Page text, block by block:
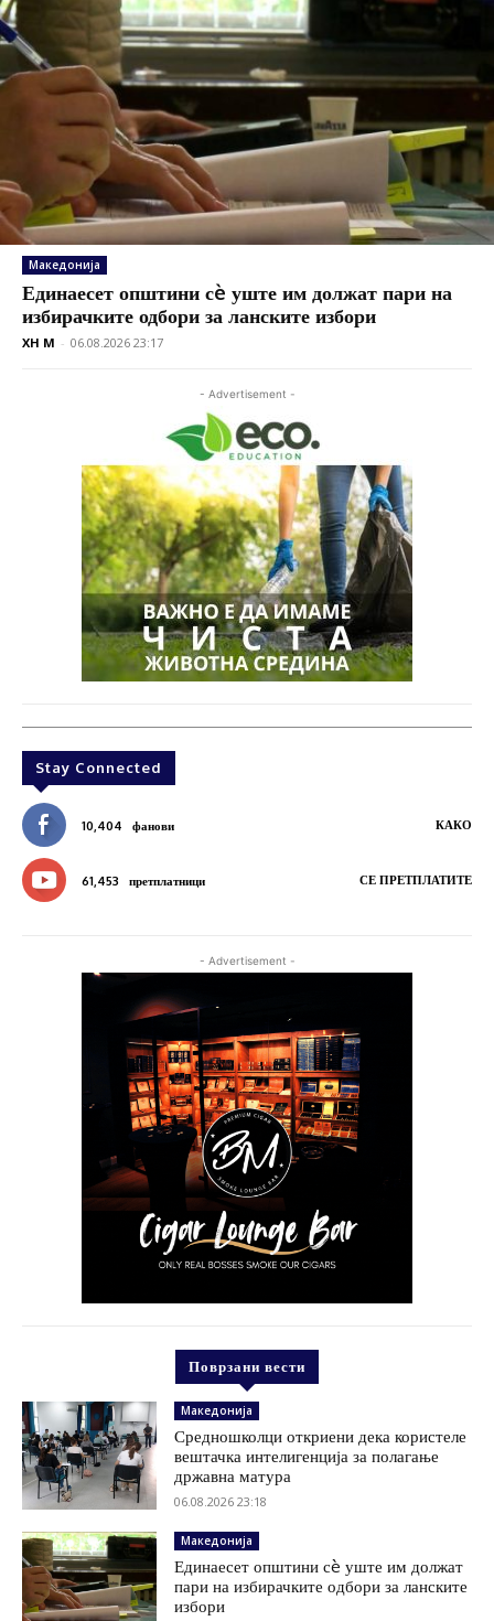
Македонија
Единаесет општини сè уште им должат пари на
избирачките одбори за ланските избори
XH M - 06.08.2026 23:17
- Advertisement -
Stay Connected
10,404 фанови КАКО
61,453 претплатници СЕ ПРЕТПЛАТИТЕ
- Advertisement -
Поврзани вести
Македонија
Средношколци откриени дека користеле
вештачка интелигенција за полагање
државна матура
06.08.2026 23:18
Македонија
Единаесет општини сè уште им должат
пари на избирачките одбори за ланските
избори